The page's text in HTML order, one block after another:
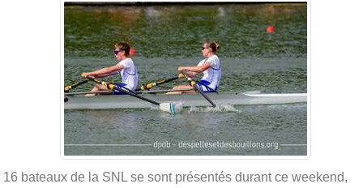
16 bateaux de la SNL se sont présentés durant ce weekend,